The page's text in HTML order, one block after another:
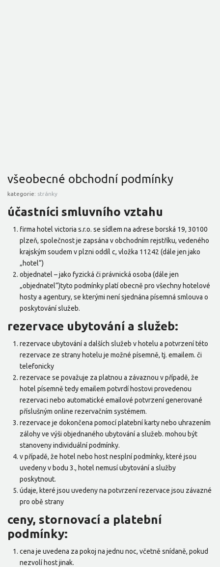
všeobecné obchodní podmínky
kategorie: stránky
účastníci smluvního vztahu
firma hotel victoria s.r.o. se sídlem na adrese borská 19, 30100
plzeň, společnost je zapsána v obchodním rejstříku, vedeného
krajským soudem v plzni oddíl c, vložka 11242 (dále jen jako
„hotel“)
objednatel – jako fyzická či právnická osoba (dále jen
„objednatel“)tyto podmínky platí obecně pro všechny hotelové
hosty a agentury, se kterými není sjednána písemná smlouva o
poskytování služeb.
rezervace ubytování a služeb:
rezervace ubytování a dalších služeb v hotelu a potvrzení této
rezervace ze strany hotelu je možné písemně, tj. emailem. či
telefonicky
rezervace se považuje za platnou a závaznou v případě, že
hotel písemně tedy emailem potvrdí hostovi provedenou
rezervaci nebo automatické emailové potvrzení generované
příslušným online rezervačním systémem.
rezervace je dokončena pomocí platební karty nebo uhrazením
zálohy ve výši objednaného ubytování a služeb. mohou být
stanoveny individuální podmínky.
v případě, že hotel nebo host nesplní podmínky, které jsou
uvedeny v bodu 3., hotel nemusí ubytování a služby
poskytnout.
údaje, které jsou uvedeny na potvrzení rezervace jsou závazné
pro obě strany
ceny, stornovací a platební
podmínky:
cena je uvedena za pokoj na jednu noc, včetně snídaně, pokud
nezvolí host jinak.